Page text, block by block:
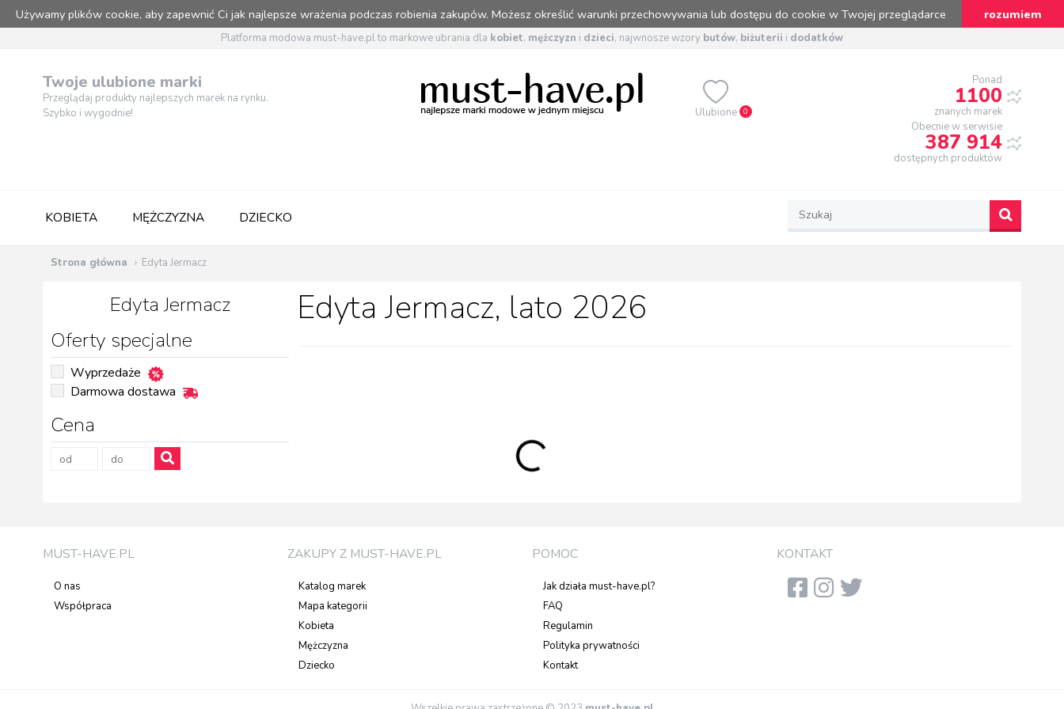
Używamy plików cookie, aby zapewnić Ci jak najlepsze wrażenia podczas robienia zakupów. Możesz określić warunki przechowywania lub dostępu do cookie w Twojej przeglądarce rozumiem
Platforma modowa must-have.pl to markowe ubrania dla kobiet, mężczyzn i dzieci, najwnosze wzory butów, biżuterii i dodatków
Twoje ulubione marki
Przeglądaj produkty najlepszych marek na rynku.
Szybko i wygodnie!
Ulubione 0
Ponad
1100
znanych marek
Obecnie w serwisie
387 914
dostępnych produktów
KOBIETA MĘŻCZYZNA DZIECKO
Strona główna Edyta Jermacz
Edyta Jermacz
Oferty specjalne
Wyprzedaże
Darmowa dostawa
Cena
Edyta Jermacz, lato 2026
MUST-HAVE.PL
O nas
Współpraca
ZAKUPY Z MUST-HAVE.PL
Katalog marek
Mapa kategorii
Kobieta
Mężczyzna
Dziecko
POMOC
Jak działa must-have.pl?
FAQ
Regulamin
Polityka prywatności
Kontakt
KONTAKT